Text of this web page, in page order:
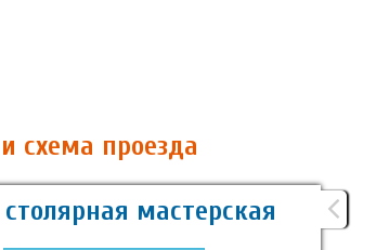
схема проезда
мастерская